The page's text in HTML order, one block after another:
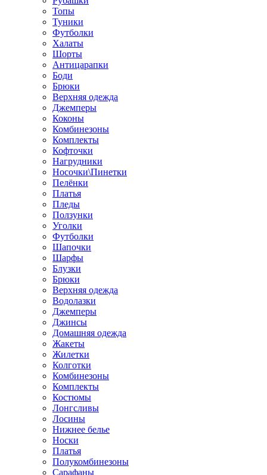
Топы
Туники
Футболки
Халаты
Шорты
Антицарапки
Боди
Брюки
Верхняя одежда
Джемперы
Коконы
Комбинезоны
Комплекты
Кофточки
Нагрудники
Носочки\Пинетки
Пелёнки
Платья
Пледы
Ползунки
Уголки
Футболки
Шапочки
Шарфы
Блузки
Брюки
Верхняя одежда
Водолазки
Джемперы
Джинсы
Домашняя одежда
Жакеты
Жилетки
Колготки
Комбинезоны
Комплекты
Костюмы
Лонгсливы
Лосины
Нижнее белье
Носки
Платья
Полукомбинезоны
Сарафаны